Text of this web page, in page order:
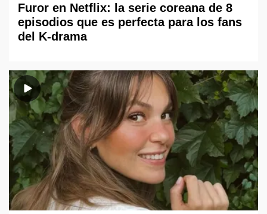
Furor en Netflix: la serie coreana de 8
episodios que es perfecta para los fans
del K-drama